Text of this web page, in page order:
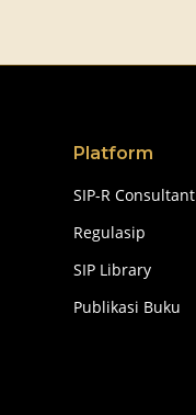
Platform
SIP-R Consultant
Regulasip
SIP Library
Publikasi Buku